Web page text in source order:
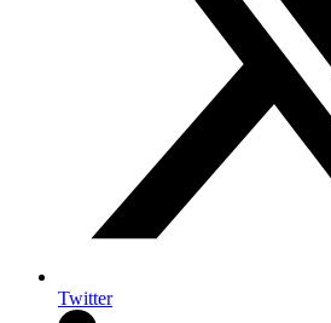
Twitter